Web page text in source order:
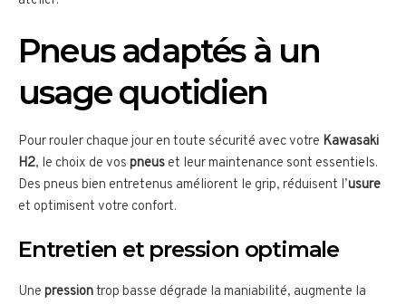
Pneus adaptés à un
usage quotidien
Pour rouler chaque jour en toute sécurité avec votre Kawasaki
H2, le choix de vos pneus et leur maintenance sont essentiels.
Des pneus bien entretenus améliorent le grip, réduisent l’usure
et optimisent votre confort.
Entretien et pression optimale
Une pressiontrop basse dégrade la maniabilité, augmente la